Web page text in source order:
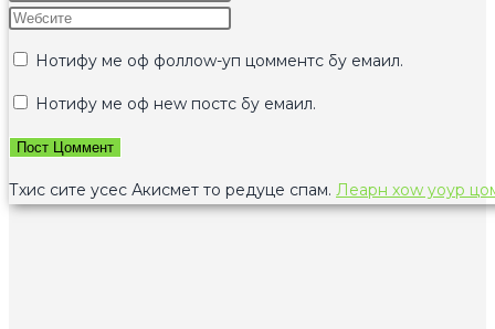
наме
усернаме
то
yоур
аддресс
то
Ентер
wебсите
УРЛ
Нотифy ме оф фоллоw-уп цомментс бy емаил.
Нотифy ме оф неw постс бy емаил.
Тхис сите усес Акисмет то редуце спам. Леарн хоw yоур